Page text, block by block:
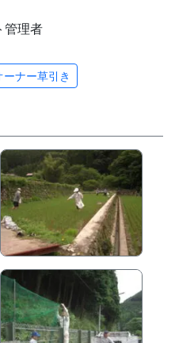
管理者
ーナー草引き